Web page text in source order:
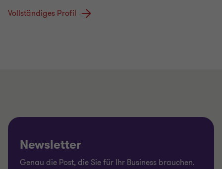
Vollständiges Profil
Newsletter
Genau die Post, die Sie für Ihr Business brauchen.